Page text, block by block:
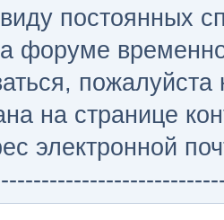
постоянных
форуме
на странице
электронной